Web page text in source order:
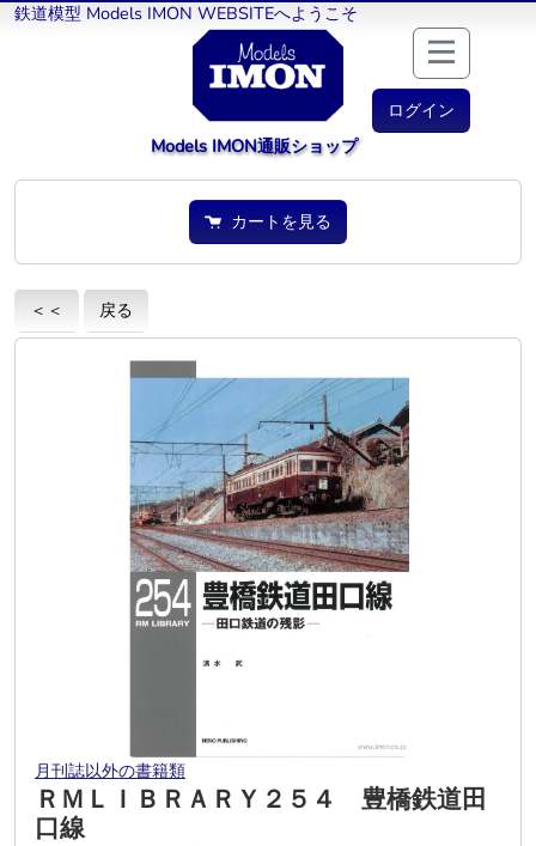
鉄道模型 Models IMON WEBSITEへようこそ
ログイン
Models IMON通販ショップ
カートを見る
＜＜ 戻る
月刊誌以外の書籍類
ＲＭＬＩＢＲＡＲＹ２５４ 豊橋鉄道田
口線